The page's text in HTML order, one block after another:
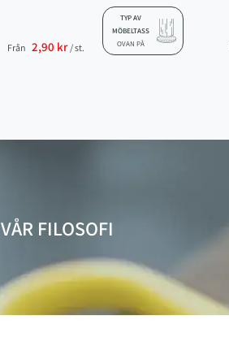
Från 2,90 kr / st.
TYP AV
MÖBELTASS
OVAN PÅ
VÅR FILOSOFI